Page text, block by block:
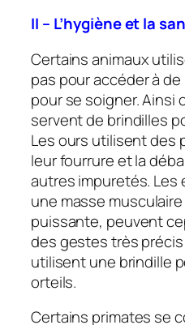
II – L’hygiène et la
Certains animaux
pas pour accéder à
pour se soigner. Ainsi
servent de brindilles
Les ours utilisent des
leur fourrure et la
autres impuretés.
une masse
puissante, peuvent
des gestes très précis
utilisent une brindille
orteils.
Certains primates se